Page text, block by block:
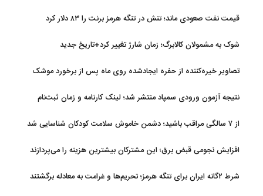
قیمت نفت صعودی ماند؛ تنش در تنگه هرمز برنت را ۸۳ دلار کرد
شوک به مشمولان کالابرگ؛ زمان شارژ تغییر کرد+تاریخ جدید
تصاویر خیره‌کننده از حفره ایجادشده روی ماه پس از برخورد موشک
نتیجه آزمون ورودی سمپاد منتشر شد؛ لینک کارنامه و زمان ثبت‌نام
از ۷ سالگی مراقب باشید؛ دشمن خاموش سلامت کودکان شناسایی شد
افزایش نجومی قبض برق؛ این مشترکان بیشترین هزینه را می‌پردازند
شرط ۲گانه ایران برای تنگه هرمز؛ تحریم‌ها و غرامت به معادله برگشتند